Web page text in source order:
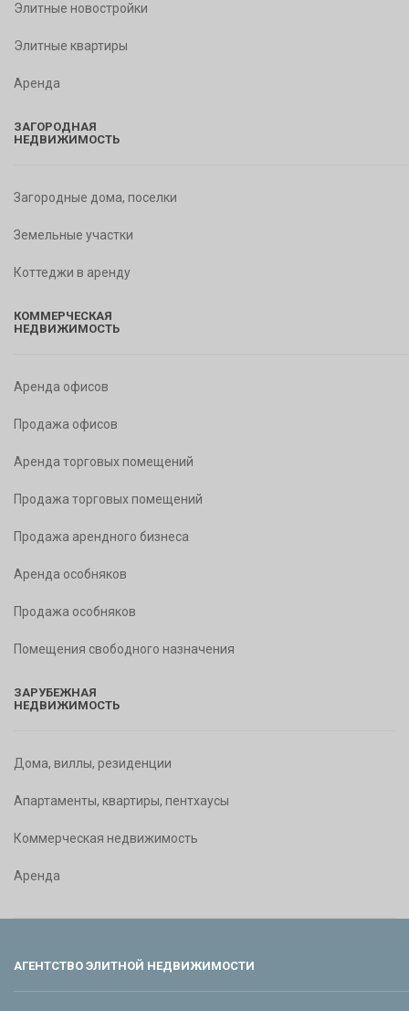
Элитные новостройки
Элитные квартиры
Аренда
ЗАГОРОДНАЯ
НЕДВИЖИМОСТЬ
Загородные дома, поселки
Земельные участки
Коттеджи в аренду
КОММЕРЧЕСКАЯ
НЕДВИЖИМОСТЬ
Аренда офисов
Продажа офисов
Аренда торговых помещений
Продажа торговых помещений
Продажа арендного бизнеса
Аренда особняков
Продажа особняков
Помещения свободного назначения
ЗАРУБЕЖНАЯ
НЕДВИЖИМОСТЬ
Дома, виллы, резиденции
Апартаменты, квартиры, пентхаусы
Коммерческая недвижимость
Аренда
АГЕНТСТВО ЭЛИТНОЙ НЕДВИЖИМОСТИ